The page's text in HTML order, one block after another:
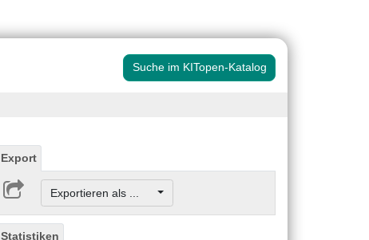
Suche im KITopen-Katalog
Export
Exportieren als ...
Statistiken